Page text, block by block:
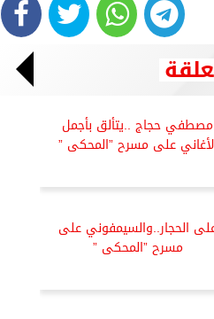
مصطفي حجاج ..يتألق بأجمل
على مسرح ”المحكى ”
الحجار..والسيمفوني على
مسرح ”المحكى ”